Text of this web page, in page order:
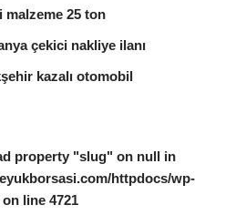
malzeme 25 ton
çekici nakliye ilanı
kazalı otomobil
property "slug" on null in
httpdocs/wp-
on line 4721